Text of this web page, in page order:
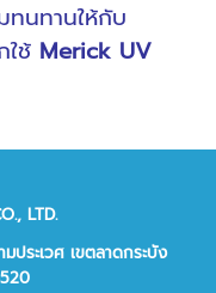
นทานให้กับ
ช้ Merick UV
LTD.
ประเวศ เขตลาดกระบัง